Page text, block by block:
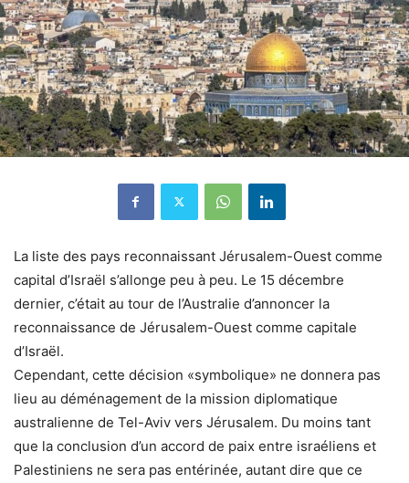
La liste des pays reconnaissant Jérusalem-Ouest comme
capital d’Israël s’allonge peu à peu. Le 15 décembre
dernier, c’était au tour de l’Australie d’annoncer la
reconnaissance de Jérusalem-Ouest comme capitale
d’Israël.
Cependant, cette décision «symbolique» ne donnera pas
lieu au déménagement de la mission diplomatique
australienne de Tel-Aviv vers Jérusalem. Du moins tant
que la conclusion d’un accord de paix entre israéliens et
Palestiniens ne sera pas entérinée, autant dire que ce